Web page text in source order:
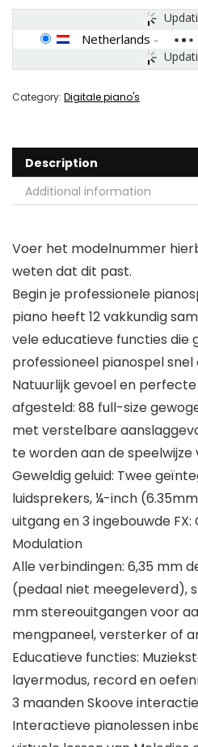
Netherlands -
Category: Digitale piano's
Description
Additional information
Voer het modelnummer
weten dat dit past.
Begin je professionele
piano heeft 12 vakkundig
vele educatieve functies die
professioneel pianospel
Natuurlijk gevoel en
afgesteld: 88 full-size
met verstelbare
te worden aan de speelwijze
Geweldig geluid: Twee
luidsprekers, ¼-inch
uitgang en 3 ingebouwde FX:
Modulation
Alle verbindingen: 6,35 mm
(pedaal niet meegeleverd),
mm stereouitgangen voor
mengpaneel, versterker of
Educatieve functies:
layermodus, record en
3 maanden Skoove
Interactieve pianolessen